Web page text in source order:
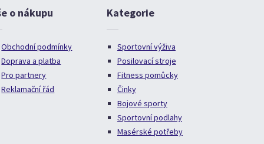
o nákupu
Obchodní podmínky
Doprava a platba
Pro partnery
Reklamační řád
Kategorie
Sportovní výživa
Posilovací stroje
Fitness pomůcky
Činky
Bojové sporty
Sportovní podlahy
Masérské potřeby